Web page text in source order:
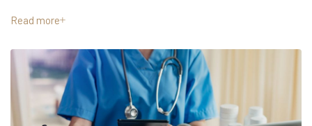
Read more